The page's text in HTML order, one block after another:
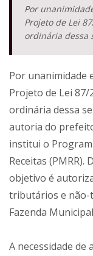
Por
Projeto de Lei
ordinária dessa
Por unanimidade
Projeto de Lei
ordinária dessa
autoria do
institui o
Receitas (PMRR).
objetivo é
tributários e não-
Fazenda
A necessidade de